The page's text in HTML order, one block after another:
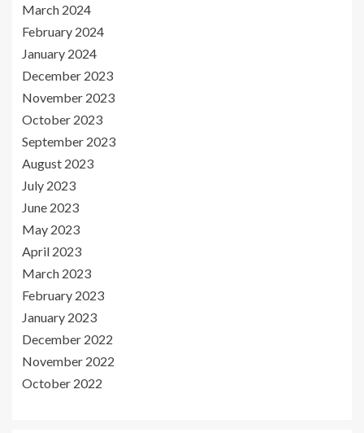
March 2024
February 2024
January 2024
December 2023
November 2023
October 2023
September 2023
August 2023
July 2023
June 2023
May 2023
April 2023
March 2023
February 2023
January 2023
December 2022
November 2022
October 2022